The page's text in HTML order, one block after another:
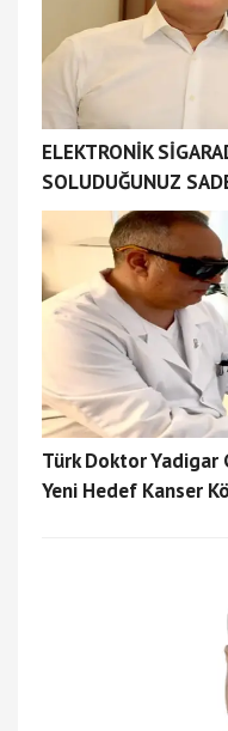
ELEKTRONİK
SOLUDUĞUNUZ
Türk Doktor Yadigar
Yeni Hedef Kanser